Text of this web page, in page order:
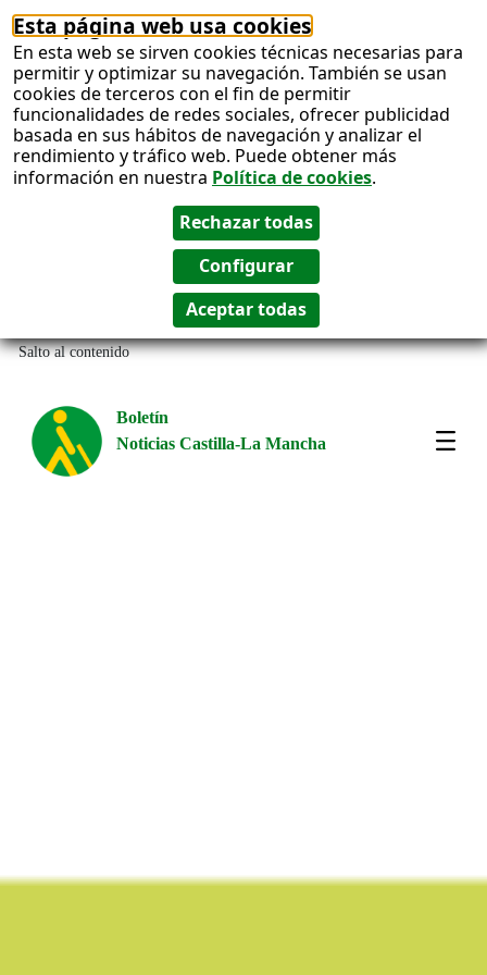
Esta página web usa cookies
En esta web se sirven cookies técnicas necesarias para
permitir y optimizar su navegación. También se usan
cookies de terceros con el fin de permitir
funcionalidades de redes sociales, ofrecer publicidad
basada en sus hábitos de navegación y analizar el
rendimiento y tráfico web. Puede obtener más
información en nuestra Política de cookies.
Salto al contenido
Boletín
Noticias Castilla-La Mancha